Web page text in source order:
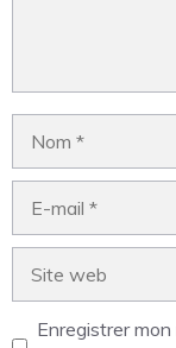
Enregistrer